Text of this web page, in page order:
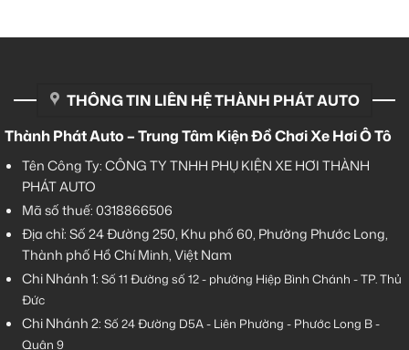
THÔNG TIN LIÊN HỆ THÀNH PHÁT AUTO
Thành Phát Auto – Trung Tâm Kiện Đồ Chơi Xe Hơi Ô Tô
Tên Công Ty: CÔNG TY TNHH PHỤ KIỆN XE HƠI THÀNH
PHÁT AUTO
Mã số thuế: 0318866506
Địa chỉ: Số 24 Đường 250, Khu phố 60, Phường Phước Long,
Thành phố Hồ Chí Minh, Việt Nam
Chi Nhánh 1: Số 11 Đường số 12 - phường Hiệp Bình Chánh - TP. Thủ
Đức
Chi Nhánh 2: Số 24 Đường D5A - Liên Phường - Phước Long B -
Quận 9